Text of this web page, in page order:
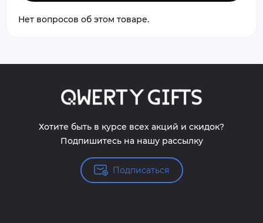
Нет вопросов об этом товаре.
Хотите быть в курсе всех акций и скидок?
Подпишитесь на нашу рассылку
Подписаться